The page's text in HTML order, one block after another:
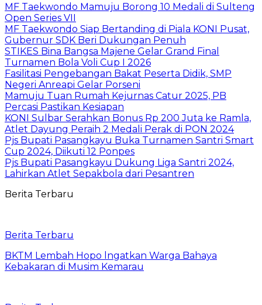
MF Taekwondo Mamuju Borong 10 Medali di Sulteng
Open Series VII
MF Taekwondo Siap Bertanding di Piala KONI Pusat,
Gubernur SDK Beri Dukungan Penuh
STIKES Bina Bangsa Majene Gelar Grand Final
Turnamen Bola Voli Cup I 2026
Fasilitasi Pengebangan Bakat Peserta Didik, SMP
Negeri Anreapi Gelar Porseni
Mamuju Tuan Rumah Kejurnas Catur 2025, PB
Percasi Pastikan Kesiapan
KONI Sulbar Serahkan Bonus Rp 200 Juta ke Ramla,
Atlet Dayung Peraih 2 Medali Perak di PON 2024
Pjs Bupati Pasangkayu Buka Turnamen Santri Smart
Cup 2024, Diikuti 12 Ponpes
Pjs Bupati Pasangkayu Dukung Liga Santri 2024,
Lahirkan Atlet Sepakbola dari Pesantren
Berita Terbaru
Berita Terbaru
BKTM Lembah Hopo lngatkan Warga Bahaya
Kebakaran di Musim Kemarau